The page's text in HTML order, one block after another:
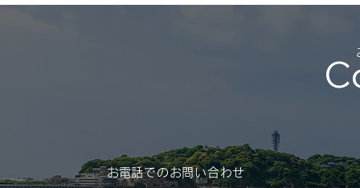
部様）
​お電話でのお問い合わせ